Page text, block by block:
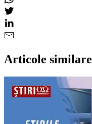
Articole similare